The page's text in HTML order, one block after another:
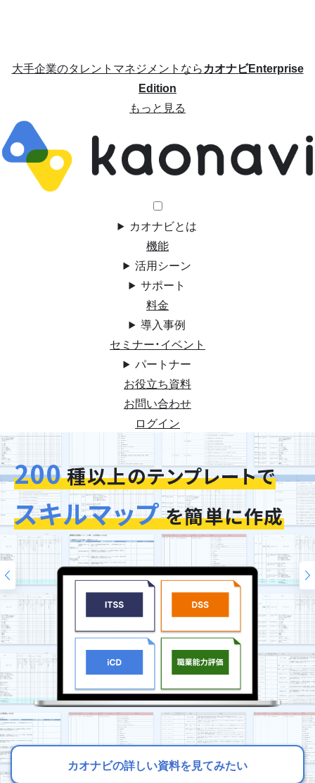
大手企業のタレントマネジメントならカオナビEnterprise
Edition
もっと見る
カオナビとは
機能
活用シーン
サポート
料金
導入事例
セミナー・イベント
パートナー
お役立ち資料
お問い合わせ
ログイン
カオナビの詳しい資料を見てみたい
200
スキルマップ
カオナビの詳しい資料を見てみたい
今お使いの評価シートを
そのまま再現
カオナビの詳しい資料を見てみたい